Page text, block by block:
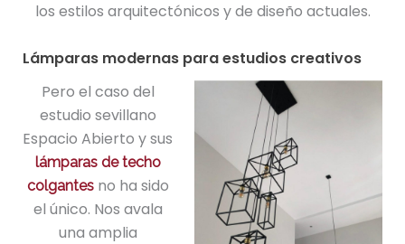
los estilos arquitectónicos y de diseño actuales.
Lámparas modernas para estudios creativos
Pero el caso del
estudio sevillano
Espacio Abierto y sus
lámparas de techo
colgantesno ha sido
el único. Nos avala
una amplia